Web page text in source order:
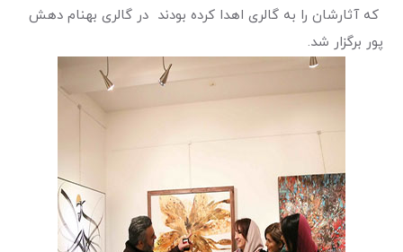
که آثارشان را به گالری اهدا کرده بودند در گالری بهنام دهش
پور برگزار شد.